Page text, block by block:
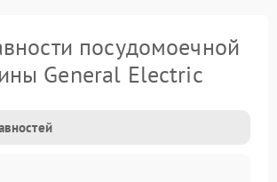
посудомоечной
General Electric